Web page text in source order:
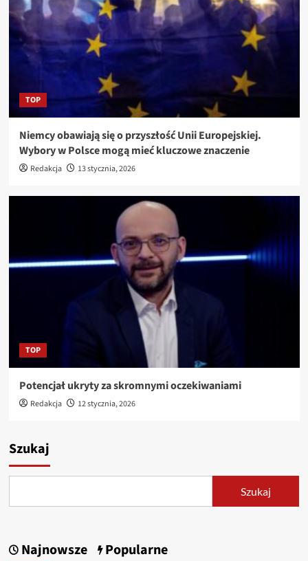
TOP
Niemcy obawiają się o przyszłość Unii Europejskiej.
Wybory w Polsce mogą mieć kluczowe znaczenie
Redakcja 13 stycznia, 2026
TOP
Potencjał ukryty za skromnymi oczekiwaniami
Redakcja 12 stycznia, 2026
Szukaj
Szukaj
Najnowsze Popularne